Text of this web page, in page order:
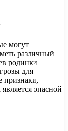
могут
различный
родинки
для
признаки,
опасной